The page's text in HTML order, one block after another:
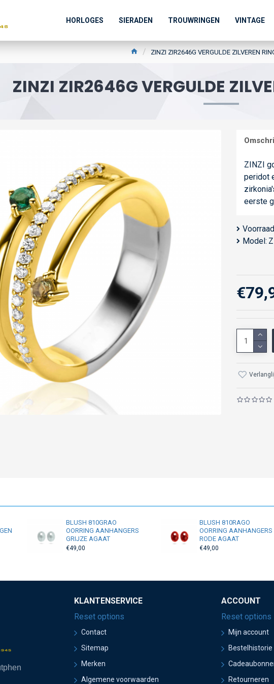
HORLOGES SIERADEN TROUWRINGEN VINTAGE
ZINZI ZIR2646G VERGULDE ZILVEREN
ZINZI ZIR2646G VERGULDE
ZINZI
peridot
eerste
Model:
BLUSH 810GRAO
OORRING AANHANGERS
GRIJZE AGAAT
€49,00
BLUSH 810RAGO
OORRING AANHANGERS
RODE AGAAT
€49,00
KLANTENSERVICE
Reset options
Contact
Sitemap
Merken
Algemene voorwaarden
ACCOUNT
Reset options
Mijn account
Bestelhistorie
Retourneren